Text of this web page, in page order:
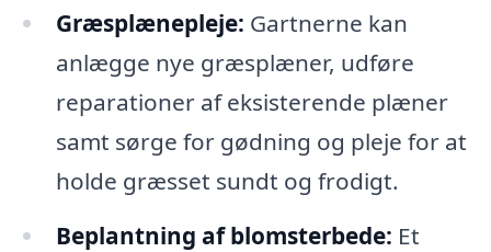
Græsplænepleje: Gartnerne kan
anlægge nye græsplæner, udføre
reparationer af eksisterende plæner
samt sørge for gødning og pleje for at
holde græsset sundt og frodigt.
Beplantning af blomsterbede: Et